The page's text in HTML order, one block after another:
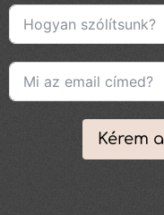
Kérem